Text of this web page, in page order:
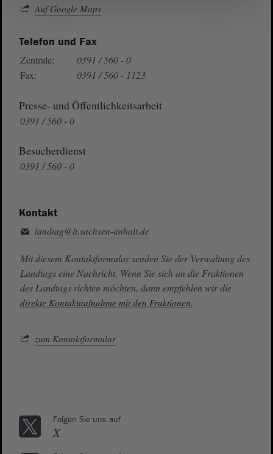
Auf Google Maps
Telefon und Fax
Zentrale:
0391 / 560 - 0
Fax:
0391 / 560 - 1123
Presse- und Öffentlichkeitsarbeit
0391 / 560 - 0
Besucherdienst
0391 / 560 - 0
Kontakt
landtag@lt.sachsen-anhalt.de
Mit diesem Kontaktformular senden Sie der Verwaltung des
Landtags eine Nachricht. Wenn Sie sich an die Fraktionen
des Landtags richten möchten, dann empfehlen wir die
direkte Kontaktaufnahme mit den Fraktionen.
zum Kontaktformular
Folgen Sie uns auf
X